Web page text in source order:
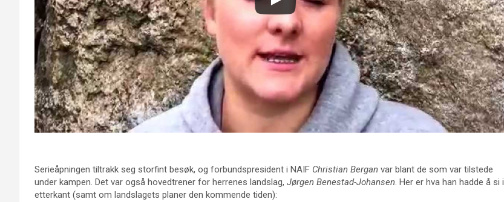
Serieåpningen tiltrakk seg storfint besøk, og forbundspresident i NAIF Christian Bergan var blant de som var tilstede
under kampen. Det var også hovedtrener for herrenes landslag, Jørgen Benestad-Johansen. Her er hva han hadde å si i
etterkant (samt om landslagets planer den kommende tiden):